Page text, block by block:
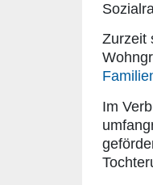
Zurzeit
Im